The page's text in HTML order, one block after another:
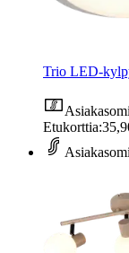
Trio LED-
Etukorttia: